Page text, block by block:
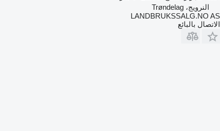
النرويج، Trøndelag
LANDBRUKSSALG.NO AS
الاتصال بالبائع